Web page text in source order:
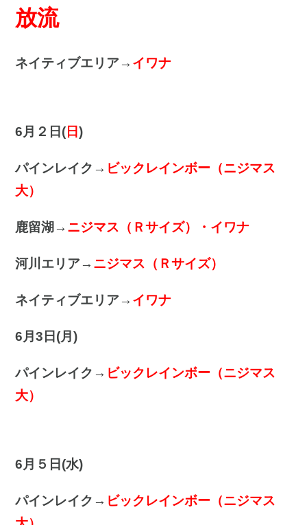
放流
ネイティブエリア→ イワナ
6月２日( 日)
パインレイク→ ビックレインボー（ニジマス
大）
鹿留湖→ ニジマス（Ｒサイズ）・イワナ
河川エリア→ ニジマス（Ｒサイズ）
ネイティブエリア→ イワナ
6月3 日(月)
パインレイク→ ビックレインボー（ニジマス
大）
6月５日(水)
パインレイク→ ビックレインボー（ニジマス